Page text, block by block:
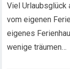
Viel Urlaubsglück
vom eigenen
eigenes
wenige träumen…